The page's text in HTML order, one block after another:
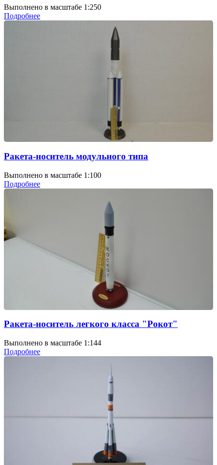
Выполнено в масштабе 1:250
Подробнее
Ракета-носитель модульного типа
Выполнено в масштабе 1:100
Подробнее
Ракета-носитель легкого класса "Рокот"
Выполнено в масштабе 1:144
Подробнее